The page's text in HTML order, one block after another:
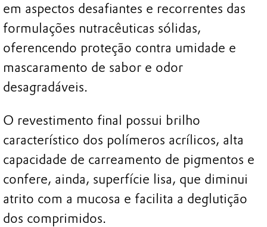
em aspectos desafiantes e recorrentes das
formulações nutracêuticas sólidas,
oferencendo proteção contra umidade e
mascaramento de sabor e odor
desagradáveis.
O revestimento final possui brilho
característico dos polímeros acrílicos, alta
capacidade de carreamento de pigmentos e
confere, ainda, superfície lisa, que diminui
atrito com a mucosa e facilita a deglutição
dos comprimidos.